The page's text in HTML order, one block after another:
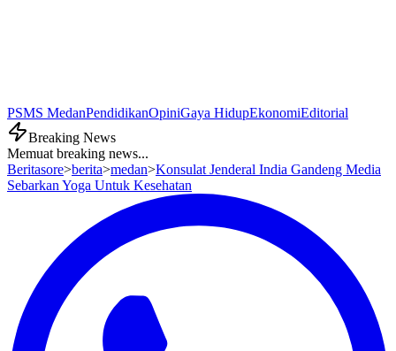
PSMS MedanPendidikanOpiniGaya HidupEkonomiEditorial
Breaking News
Memuat breaking news...
Beritasore>berita>medan>Konsulat Jenderal India Gandeng Media
Sebarkan Yoga Untuk Kesehatan